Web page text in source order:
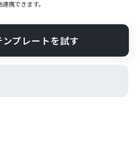
携できます。
ンプレートを試す